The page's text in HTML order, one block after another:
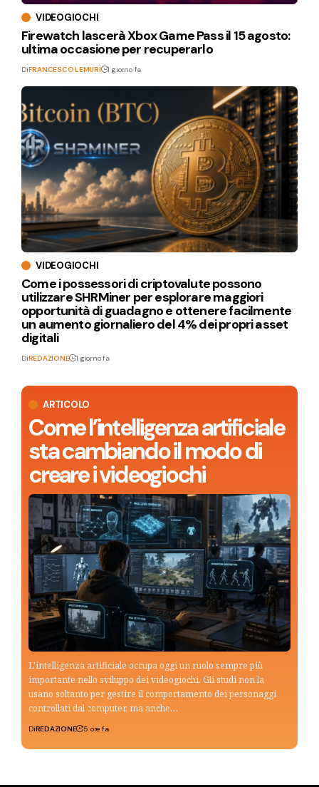
ARTICOLO
Come l’intelligenza artificiale
sta cambiando il modo di
creare i videogiochi
L'intelligenza artificiale occupa oggi un ruolo sempre più
importante nello sviluppo dei videogiochi. Gli studi non la
usano soltanto per gestire il comportamento dei personaggi
controllati dal computer, ma anche…
DiREDAZIONE 5 ore fa
VIDEOGIOCHI
Firewatch lascerà Xbox Game Pass il 15 agosto:
ultima occasione per recuperarlo
DiFRANCESCO LEMURI 1 giorno fa
VIDEOGIOCHI
Come i possessori di criptovalute possono
utilizzare SHRMiner per esplorare maggiori
opportunità di guadagno e ottenere facilmente
un aumento giornaliero del 4% dei propri asset
digitali
DiREDAZIONE 1 giorno fa